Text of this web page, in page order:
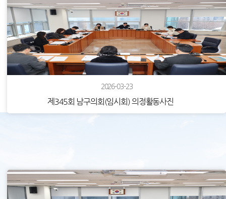
2026-03-23
제345회 남구의회(임시회) 의정활동사진